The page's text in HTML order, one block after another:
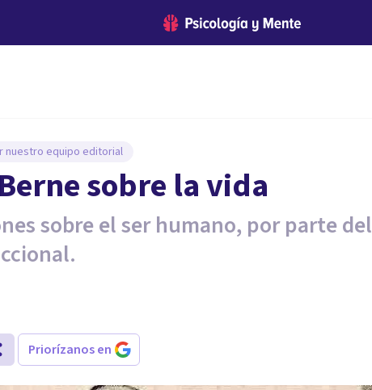
nuestro equipo editorial
sobre la vida
sobre el ser humano, por parte del
Priorízanos en